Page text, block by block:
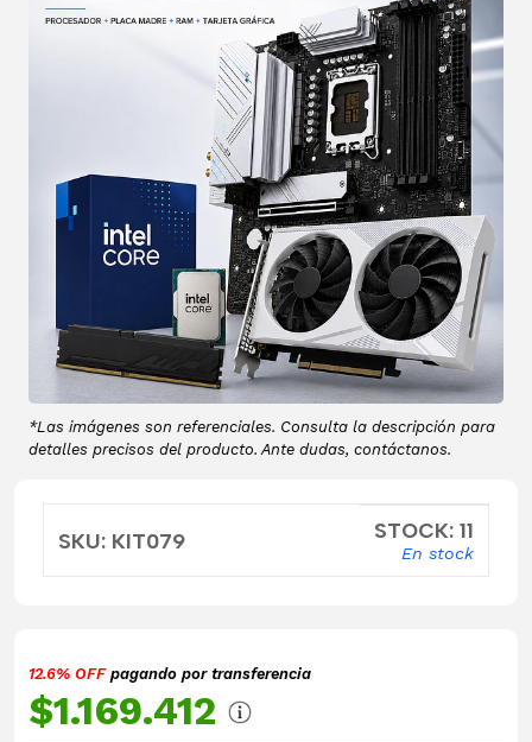
*Las imágenes son referenciales. Consulta la descripción para
detalles precisos del producto. Ante dudas, contáctanos.
SKU: KIT079 STOCK: 11
En stock
12.6% OFFpagando por transferencia
$1.169.412